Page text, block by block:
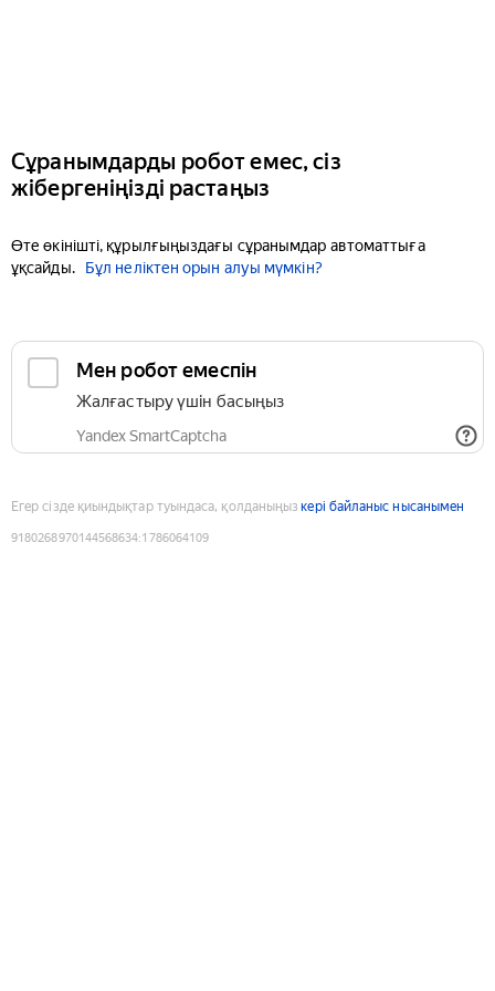
Сұранымдарды робот емес, сіз
жібергеніңізді растаңыз
Өте өкінішті, құрылғыңыздағы сұранымдар автоматтыға
ұқсайды.
Бұл неліктен орын алуы мүмкін?
Мен робот емеспін
Жалғастыру үшін басыңыз
Yandex SmartCaptcha
Егер сізде қиындықтар туындаса, қолданыңыз кері байланыс нысанымен
9180268970144568634:1786064109